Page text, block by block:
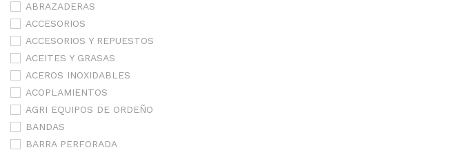
ABRAZADERAS
ACCESORIOS
ACCESORIOS Y REPUESTOS
ACEITES Y GRASAS
ACEROS INOXIDABLES
ACOPLAMIENTOS
AGRI EQUIPOS DE ORDEÑO
BANDAS
BARRA PERFORADA